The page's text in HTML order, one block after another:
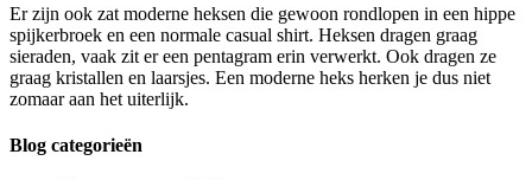
Er zijn ook zat moderne heksen die gewoon rondlopen in een hippe
spijkerbroek en een normale casual shirt. Heksen dragen graag
sieraden, vaak zit er een pentagram erin verwerkt. Ook dragen ze
graag kristallen en laarsjes. Een moderne heks herken je dus niet
zomaar aan het uiterlijk.
Blog categorieën